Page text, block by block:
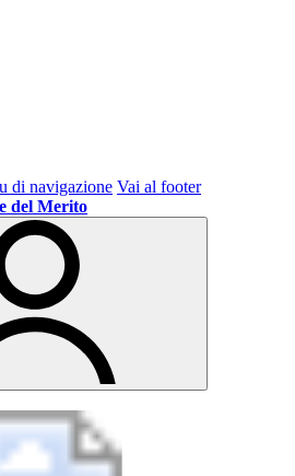
di navigazione Vai al footer
del Merito